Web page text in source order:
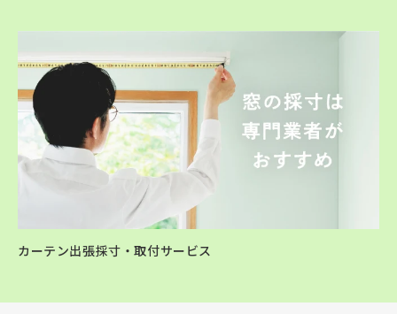
カーテン出張採寸・取付サービス